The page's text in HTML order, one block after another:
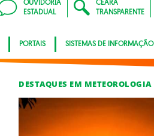
OUVIDORIA
ESTADUAL
CEARÁ
TRANSPARENTE
PORTAIS SISTEMAS DE INFORMAÇÃO
DESTAQUES EM METEOROLOGIA